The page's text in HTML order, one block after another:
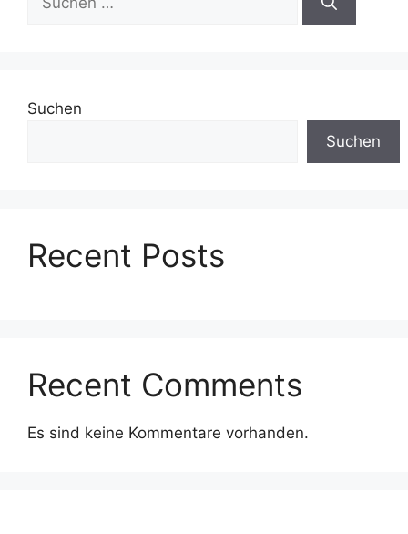
nach:
Suchen
Suchen
Recent Posts
Recent Comments
Es sind keine Kommentare vorhanden.